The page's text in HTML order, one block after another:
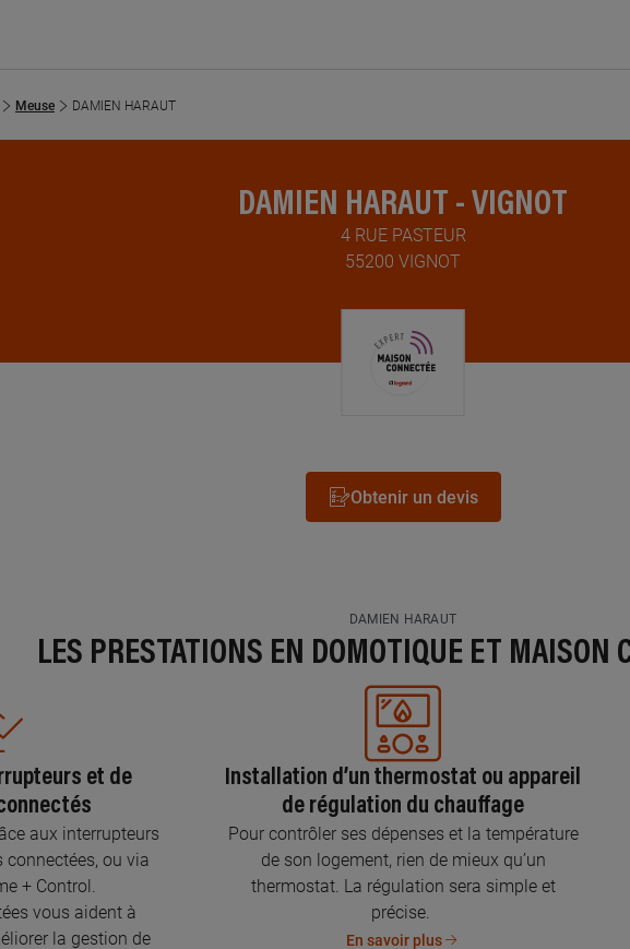
Meuse DAMIEN HARAUT
DAMIEN HARAUT - VIGNOT
4 RUE PASTEUR
55200 VIGNOT
Obtenir un devis
DAMIEN HARAUT
LES PRESTATIONS EN DOMOTIQUE ET MAISON
et de
aux interrupteurs
ou via
+ Control.
vous aident à
la gestion de
Installation d’un thermostat ou appareil
de régulation du chauffage
Pour contrôler ses dépenses et la température
de son logement, rien de mieux qu’un
thermostat. La régulation sera simple et
précise.
En savoir plus